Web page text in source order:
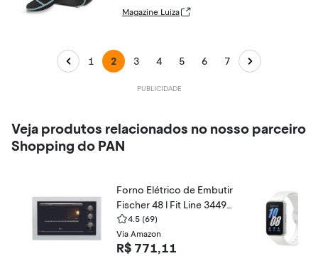
Magazine Luiza
1 2 3 4 5 6 7
Veja produtos relacionados no nosso parceiro
Shopping do PAN
Forno Elétrico de Embutir
Fischer 48 l Fit Line 34493
-9548
4.5 (69)
Via Amazon
R$ 771,11